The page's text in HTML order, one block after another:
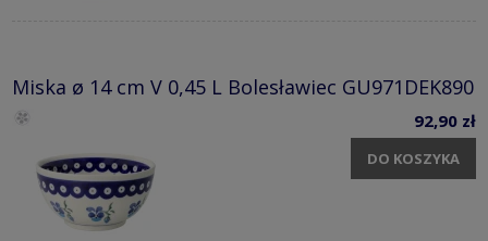
Miska ø 14 cm V 0,45 L Bolesławiec GU971DEK890
92,90 zł
DO KOSZYKA